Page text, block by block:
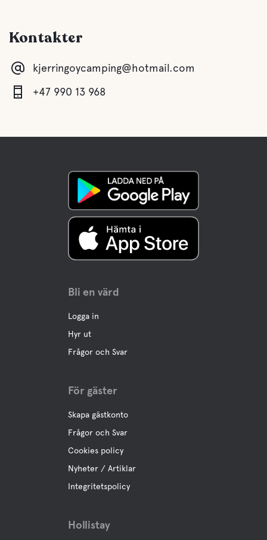
Kontakter
kjerringoycamping@hotmail.com
+47 990 13 968
Bli en värd
Logga in
Hyr ut
Frågor och Svar
För gäster
Skapa gästkonto
Frågor och Svar
Cookies policy
Nyheter / Artiklar
Integritetspolicy
Hollistay